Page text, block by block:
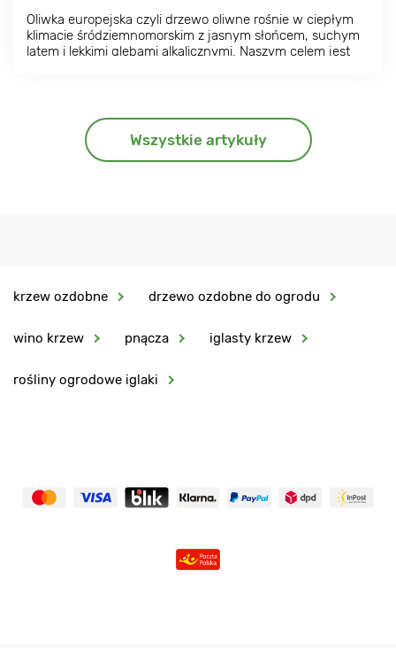
Oliwka europejska czyli drzewo oliwne rośnie w ciepłym
klimacie śródziemnomorskim z jasnym słońcem, suchym
latem i lekkimi glebami alkalicznymi. Naszym celem jest
Wszystkie artykuły
krzew ozdobne drzewo ozdobne do ogrodu
wino krzew pnącza iglasty krzew
rośliny ogrodowe iglaki